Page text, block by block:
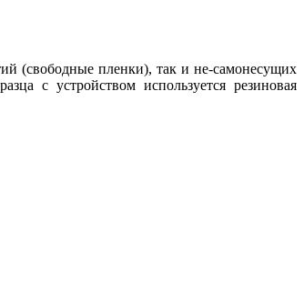
(свободные пленки), так и не-самонесущих
с устройством используется резиновая